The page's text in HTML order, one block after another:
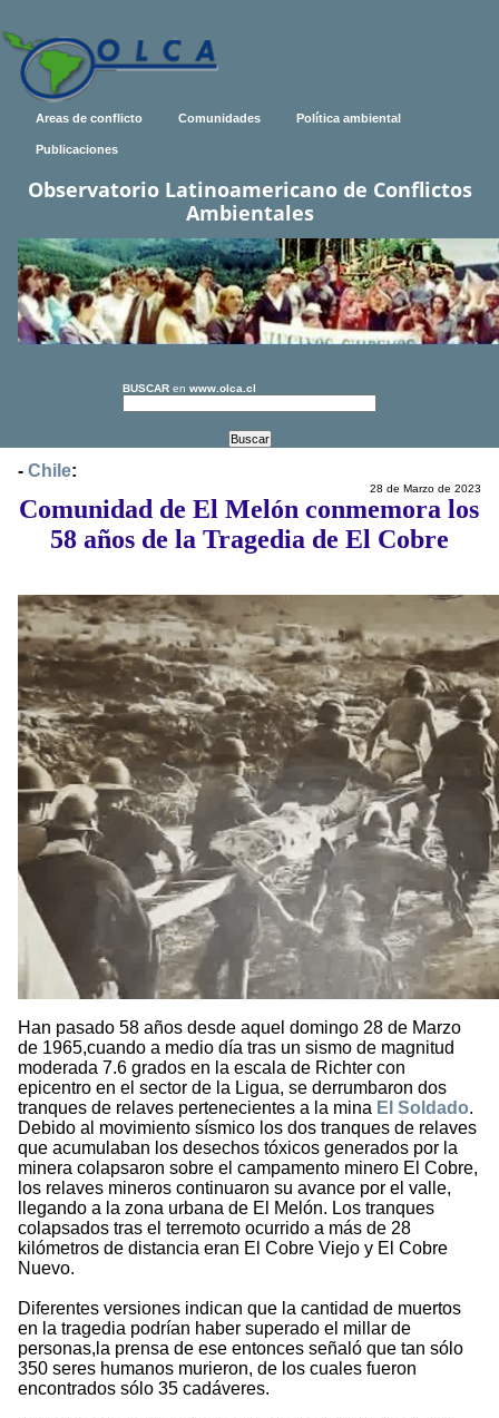
Areas de conflicto Comunidades Política ambiental
Publicaciones
Observatorio Latinoamericano de Conflictos
Ambientales
BUSCAR en www.olca.cl
- Chile:
28 de Marzo de 2023
Comunidad de El Melón conmemora los
58 años de la Tragedia de El Cobre
Han pasado 58 años desde aquel domingo 28 de Marzo
de 1965,cuando a medio día tras un sismo de magnitud
moderada 7.6 grados en la escala de Richter con
epicentro en el sector de la Ligua, se derrumbaron dos
tranques de relaves pertenecientes a la mina El Soldado.
Debido al movimiento sísmico los dos tranques de relaves
que acumulaban los desechos tóxicos generados por la
minera colapsaron sobre el campamento minero El Cobre,
los relaves mineros continuaron su avance por el valle,
llegando a la zona urbana de El Melón. Los tranques
colapsados tras el terremoto ocurrido a más de 28
kilómetros de distancia eran El Cobre Viejo y El Cobre
Nuevo.
Diferentes versiones indican que la cantidad de muertos
en la tragedia podrían haber superado el millar de
personas,la prensa de ese entonces señaló que tan sólo
350 seres humanos murieron, de los cuales fueron
encontrados sólo 35 cadáveres.